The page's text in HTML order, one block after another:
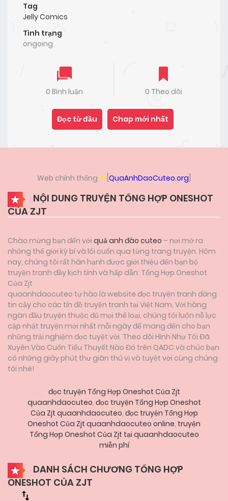
Tag
Jelly Comics
Tình trạng
ongoing
0 Bình luận 0 Theo dõi
Đọc từ đầu Chap mới nhất
Web chính thống [QuaAnhDaoCuteo.org
NỘI DUNG TRUYỆN TỔNG HỢP ONESHOT
CỦA ZJT
Chào mừng bạn đến với quả anh đào cuteo – nơi mở ra
những thế giới kỳ bí và lôi cuốn qua từng trang truyện. Hôm
nay, chúng tôi rất hân hạnh được giới thiệu đến bạn bộ
truyện tranh đầy kịch tính và hấp dẫn: Tổng Hợp Oneshot
Của Zjt
quaanhdaocuteo tự hào là website đọc truyện tranh đáng
tin cậy cho các tín đồ truyện tranh tại Việt Nam. Với hàng
ngàn đầu truyện thuộc đủ mọi thể loại, chúng tôi luôn nỗ lực
cập nhật truyện mới nhất mỗi ngày để mang đến cho bạn
những trải nghiệm đọc tuyệt vời. Theo dõi Hình Như Tôi Đã
Xuyên Vào Cuốn Tiểu Thuyết Nào Đó trên QADC và chúc bạn
có những giây phút thư giãn thú vị và tuyệt vời cùng chúng
tôi nhé!
đọc truyện Tổng Hợp Oneshot Của Zjt
quaanhdaocuteo, đọc truyện Tổng Hợp Oneshot
Của Zjt quaanhdaocuteo, đọc truyện Tổng Hợp
Oneshot Của Zjt quaanhdaocuteo online, truyện
Tổng Hợp Oneshot Của Zjt tại quaanhdaocuteo
miễn phí
DANH SÁCH CHƯƠNG TỔNG HỢP
ONESHOT CỦA ZJT